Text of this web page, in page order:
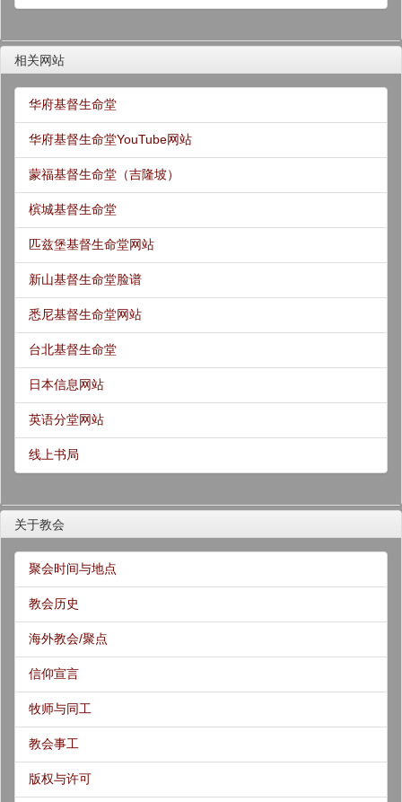
相关网站
华府基督生命堂
华府基督生命堂YouTube网站
蒙福基督生命堂（吉隆坡）
槟城基督生命堂
匹兹堡基督生命堂网站
新山基督生命堂脸谱
悉尼基督生命堂网站
台北基督生命堂
日本信息网站
英语分堂网站
线上书局
关于教会
聚会时间与地点
教会历史
海外教会/聚点
信仰宣言
牧师与同工
教会事工
版权与许可